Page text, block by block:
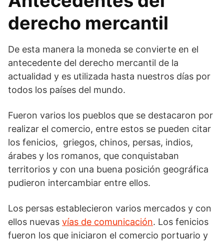
derecho mercantil
De esta manera la moneda se convierte en el
antecedente del derecho mercantil de la
actualidad y es utilizada hasta nuestros días por
todos los países del mundo.
Fueron varios los pueblos que se destacaron por
realizar el comercio, entre estos se pueden citar
los fenicios, griegos, chinos, persas, indios,
árabes y los romanos, que conquistaban
territorios y con una buena posición geográfica
pudieron intercambiar entre ellos.
Los persas establecieron varios mercados y con
ellos nuevas vías de comunicación. Los fenicios
fueron los que iniciaron el comercio portuario y